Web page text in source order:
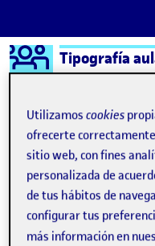
Saltar al contenido
Logo Ágora
Tipografía
Semestre 20211 - Aula 2
Cristian
Utilizamoscookies
ofrecerte
sitio web, con fines
personalizada de
de tus hábitos de
configurar tus
más información en